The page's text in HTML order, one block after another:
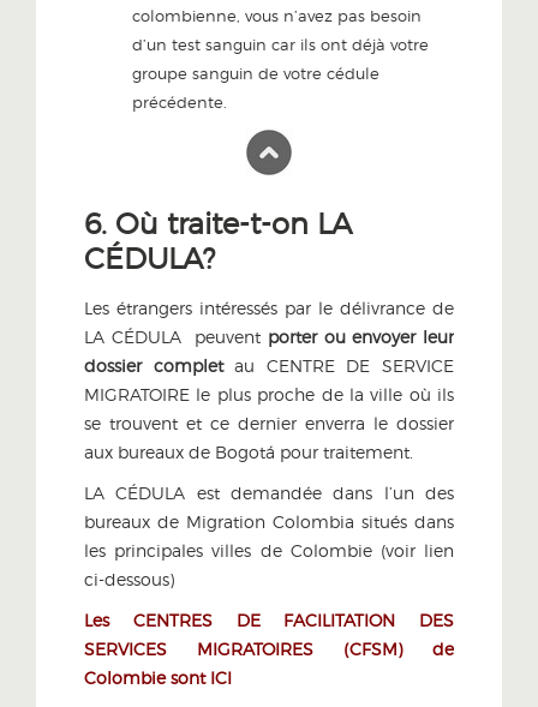
colombienne, vous n’avez pas besoin
d’un test sanguin car ils ont déjà votre
groupe sanguin de votre cédule
précédente.
6. Où traite-t-on LA
CÉDULA?
Les étrangers intéressés par le délivrance de
LA CÉDULA peuvent porter ou envoyer leur
dossier completau CENTRE DE SERVICE
MIGRATOIRE le plus proche de la ville où ils
se trouvent et ce dernier enverra le dossier
aux bureaux de Bogotá pour traitement.
LA CÉDULA est demandée dans l’un des
bureaux de Migration Colombia situés dans
les principales villes de Colombie (voir lien
ci-dessous)
Les CENTRES DE FACILITATION DES
SERVICES MIGRATOIRES (CFSM) de
Colombie sont ICI